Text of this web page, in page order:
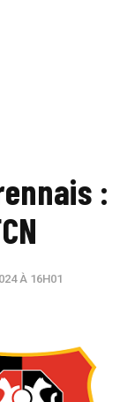
:
À 16H01